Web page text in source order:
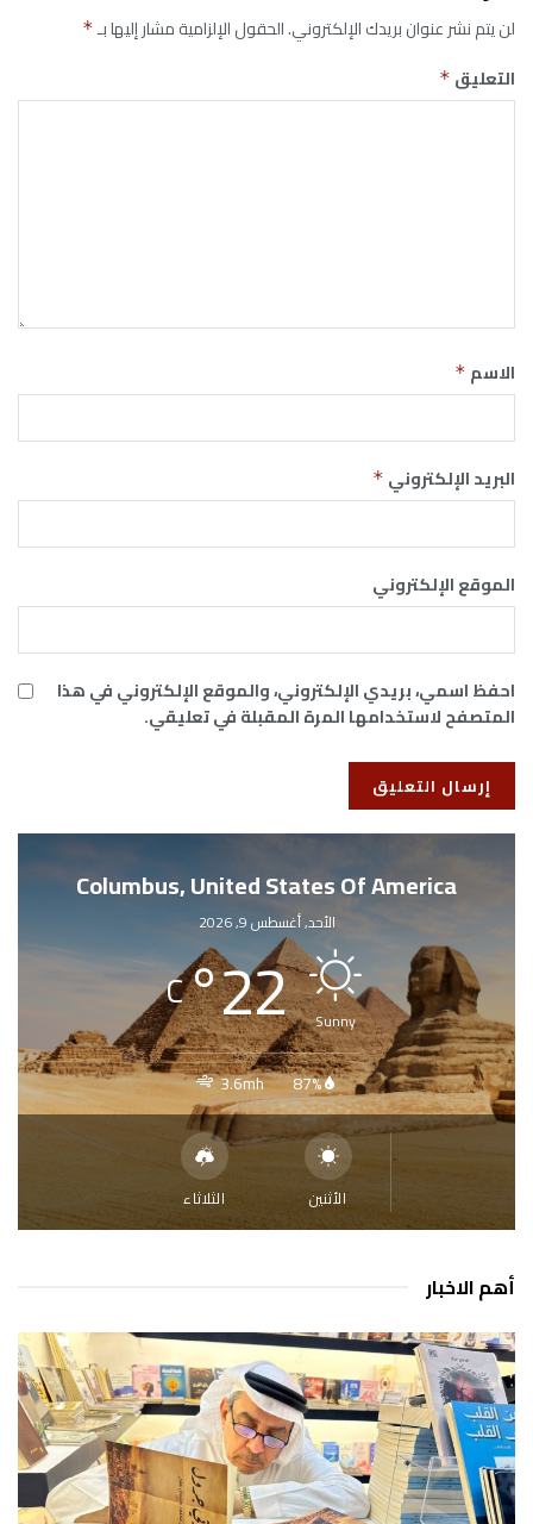
لن يتم نشر عنوان بريدك الإلكتروني.الحقول الإلزامية مشار إليها بـ*
التعليق *
الاسم *
البريد الإلكتروني *
الموقع الإلكتروني
احفظ اسمي، بريدي الإلكتروني، والموقع الإلكتروني في هذا
المتصفح لاستخدامها المرة المقبلة في تعليقي.
Columbus, United States Of America
الأحد, أغسطس 9, 2026
Sunny
22
°
C
87%
3.6mh
الأثنين الثلاثاء
أهم الاخبار